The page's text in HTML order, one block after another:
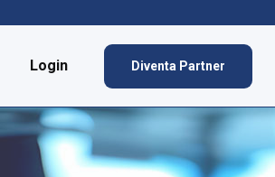
Login Diventa Partner